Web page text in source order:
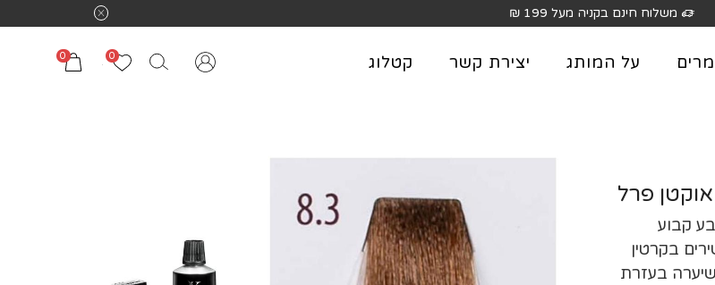
חינם בקניה מעל 199 ₪
על המותג יצירת קשר קטלוג 0
0
קבוע
בקרטין
בעזרת